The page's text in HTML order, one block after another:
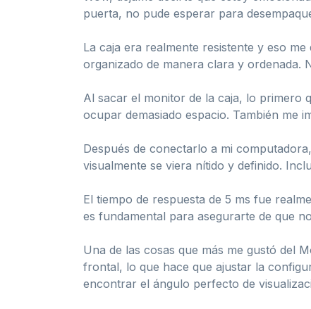
puerta, no pude esperar para
La caja era realmente resistente y eso
organizado de manera clara y ordenada.
Al sacar el monitor de la caja, lo primero
ocupar demasiado espacio. También me
Después de conectarlo a mi
visualmente se viera nítido y definido.
El tiempo de respuesta de 5 ms fue
es fundamental para asegurarte de que
Una de las cosas que más me gustó del
frontal, lo que hace que ajustar la
encontrar el ángulo perfecto de